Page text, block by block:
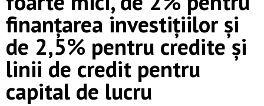
finanțarea investițiilor și
de 2,5% pentru credite și
linii de credit pentru
capital de lucru